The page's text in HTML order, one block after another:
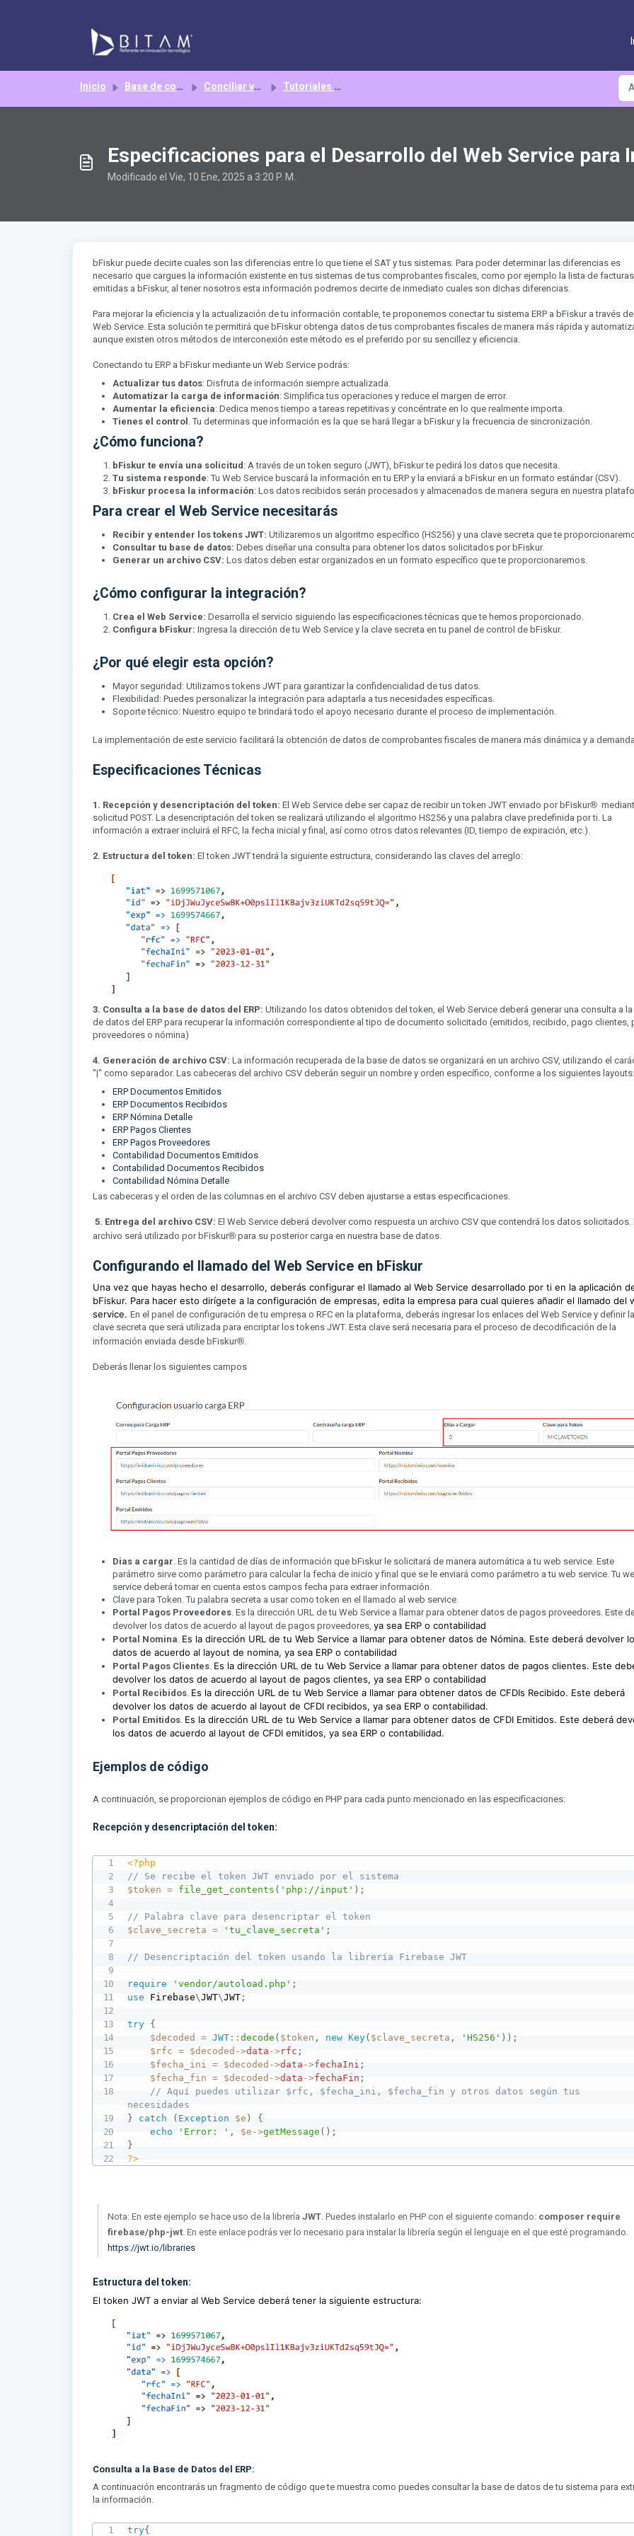
Inicio Base de conocimientos Conciliar vs ERP Tutoriales y guías paso a paso
Especificaciones para el Desarrollo del Web Service para
Modificado el Vie, 10 Ene, 2025 a 3:20 P. M.
bFiskur puede decirte cuales son las diferencias entre lo que tiene el SAT y tus sistemas. Para poder determinar las diferencias es
necesario que cargues la información existente en tus sistemas de tus comprobantes fiscales, como por ejemplo la lista de facturas
emitidas a bFiskur, al tener nosotros esta información podremos decirte de inmediato cuales son dichas diferencias.
Para mejorar la eficiencia y la actualización de tu información contable, te proponemos conectar tu sistema ERP a bFiskur a través de
Web Service. Esta solución te permitirá que bFiskur obtenga datos de tus comprobantes fiscales de manera más rápida y
aunque existen otros métodos de interconexión este método es el preferido por su sencillez y eficiencia.
Conectando tu ERP a bFiskur mediante un Web Service podrás:
Actualizar tus datos: Disfruta de información siempre actualizada.
Automatizar la carga de información: Simplifica tus operaciones y reduce el margen de error.
Aumentar la eficiencia: Dedica menos tiempo a tareas repetitivas y concéntrate en lo que realmente importa.
Tienes el control . Tu determinas que información es la que se hará llegar a bFiskur y la frecuencia de sincronización.
¿Cómo funciona?
bFiskur te envía una solicitud : A través de un token seguro (JWT), bFiskur te pedirá los datos que necesita.
Tu sistema responde: Tu Web Service buscará la información en tu ERP y la enviará a bFiskur en un formato estándar (CSV).
bFiskur procesa la información: Los datos recibidos serán procesados y almacenados de manera segura en nuestra
Para crear el Web Service necesitarás
Recibir y entender los tokens JWT: Utilizaremos un algoritmo específico (HS256) y una clave secreta que te
Consultar tu base de datos: Debes diseñar una consulta para obtener los datos solicitados por bFiskur.
Generar un archivo CSV: Los datos deben estar organizados en un formato específico que te proporcionaremos.
¿Cómo configurar la integración?
Crea el Web Service: Desarrolla el servicio siguiendo las especificaciones técnicas que te hemos proporcionado.
Configura bFiskur: Ingresa la dirección de tu Web Service y la clave secreta en tu panel de control de bFiskur.
¿Por qué elegir esta opción?
Mayor seguridad: Utilizamos tokens JWT para garantizar la confidencialidad de tus datos.
Flexibilidad: Puedes personalizar la integración para adaptarla a tus necesidades específicas.
Soporte técnico: Nuestro equipo te brindará todo el apoyo necesario durante el proceso de implementación.
La implementación de este servicio facilitará la obtención de datos de comprobantes fiscales de manera más dinámica y a
Especificaciones Técnicas
1. Recepción y desencriptación del token: El Web Service debe ser capaz de recibir un token JWT enviado por bFiskur®︎
solicitud POST. La desencriptación del token se realizará utilizando el algoritmo HS256 y una palabra clave predefinida por ti. La
información a extraer incluirá el RFC, la fecha inicial y final, así como otros datos relevantes (ID, tiempo de expiración, etc.).
2. Estructura del token: El token JWT tendrá la siguiente estructura, considerando las claves del arreglo:
3. Consulta a la base de datos del ERP: Utilizando los datos obtenidos del token, el Web Service deberá generar una consulta a
de datos del ERP para recuperar la información correspondiente al tipo de documento solicitado (emitidos, recibido, pago clientes,
proveedores o nómina)
4. Generación de archivo CSV: La información recuperada de la base de datos se organizará en un archivo CSV, utilizando el
"|" como separador. Las cabeceras del archivo CSV deberán seguir un nombre y orden específico, conforme a los siguientes layouts:
ERP Documentos Emitidos
ERP Documentos Recibidos
ERP Nómina Detalle
ERP Pagos Clientes
ERP Pagos Proveedores
Contabilidad Documentos Emitidos
Contabilidad Documentos Recibidos
Contabilidad Nómina Detalle
Las cabeceras y el orden de las columnas en el archivo CSV deben ajustarse a estas especificaciones.
5. Entrega del archivo CSV: El Web Service deberá devolver como respuesta un archivo CSV que contendrá los datos solicitados.
archivo será utilizado por bFiskur®︎ para su posterior carga en nuestra base de datos.
Configurando el llamado del Web Service en bFiskur
Una vez que hayas hecho el desarrollo, deberás configurar el llamado al Web Service desarrollado por ti en la aplicación
bFiskur. Para hacer esto dirígete a la configuración de empresas, edita la empresa para cual quieres añadir el llamado del
service. En el panel de configuración de tu empresa o RFC en la plataforma, deberás ingresar los enlaces del Web Service y definir la
clave secreta que será utilizada para encriptar los tokens JWT. Esta clave será necesaria para el proceso de decodificación de la
información enviada desde bFiskur®︎
Deberás llenar los siguientes campos
Dias a cargar . Es la cantidad de días de información que bFiskur le solicitará de manera automática a tu web service. Este
parámetro sirve como parámetro para calcular la fecha de inicio y final que se le enviará como parámetro a tu web service. Tu
service deberá tomar en cuenta estos campos fecha para extraer información.
Clave para Token. Tu palabra secreta a usar como token en el llamado al web service.
Portal Pagos Proveedores . Es la dirección URL de tu Web Service a llamar para obtener datos de pagos proveedores. Este
devolver los datos de acuerdo al layout de pagos proveedores, ya sea ERP o contabilidad
Portal Nomina Es la dirección URL de tu Web Service a llamar para obtener datos de Nómina. Este deberá devolver
datos de acuerdo al layout de nomina, ya sea ERP o contabilidad
Portal Pagos Clientes Es la dirección URL de tu Web Service a llamar para obtener datos de pagos clientes. Este
devolver los datos de acuerdo al layout de pagos clientes, ya sea ERP o contabilidad
Portal Recibidos Es la dirección URL de tu Web Service a llamar para obtener datos de CFDIs Recibido. Este deberá
devolver los datos de acuerdo al layout de CFDI recibidos, ya sea ERP o contabilidad.
Portal Emitidos Es la dirección URL de tu Web Service a llamar para obtener datos de CFDI Emitidos. Este deberá
los datos de acuerdo al layout de CFDI emitidos, ya sea ERP o contabilidad.
Ejemplos de código
A continuación, se proporcionan ejemplos de código en PHP para cada punto mencionado en las especificaciones:
Recepción y desencriptación del token:
<?php
// Se recibe el token JWT enviado por el sistema
$token
= file_get_contents ( 'php://input' ) ;
// Palabra clave para desencriptar el token
$clave_secreta
= 'tu_clave_secreta' ;
// Desencriptación del token usando la librería Firebase JWT
require 'vendor/autoload.php' ;
use
Firebase\JWT\JWT ;
try {
$decoded
= JWT ::decode ( $token , new Key( $clave_secreta , 'HS256' ) ) ;
$rfc
= $decoded ->data ->rfc ;
$fecha_ini
= $decoded ->data ->fechaIni ;
$fecha_fin
= $decoded ->data ->fechaFin ;
// Aquí puedes utilizar $rfc, $fecha_ini, $fecha_fin y otros datos según tus
necesidades
}
catch ( Exception $e )
{
echo
'Error: ' , $e ->getMessage ( ) ;
}
?>
Nota: En este ejemplo se hace uso de la librería JWT. Puedes instalarlo en PHP con el siguiente comando: composer require
firebase/php-jwt. En este enlace podrás ver lo necesario para instalar la librería según el lenguaje en el que esté programando.
https://jwt.io/libraries
Estructura del token:
El token JWT a enviar al Web Service deberá tener la siguiente estructura:
Consulta a la Base de Datos del ERP:
A continuación encontrarás un fragmento de código que te muestra como puedes consultar la base de datos de tu sistema para
la información.
try{